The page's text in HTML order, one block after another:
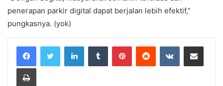
penerapan parkir digital dapat berjalan lebih efektif,”
pungkasnya. (yok)
LinkedInTumblr PinterestReddit VKontakteShare via Email
Print